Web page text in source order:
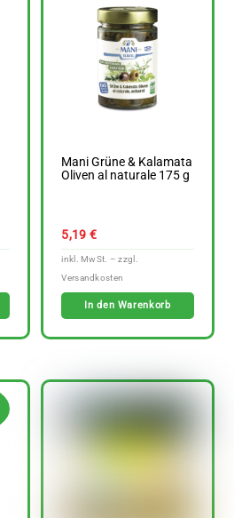
Mani Grüne & Kalamata
Oliven al naturale 175 g
5,19 €
In den Warenkorb